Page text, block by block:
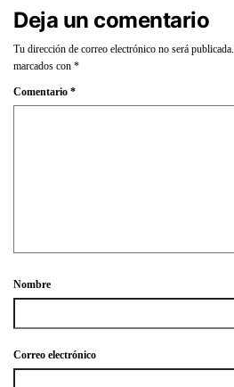
Deja un comentario
Tu dirección de correo electrónico no será publicada.
marcados con *
Comentario *
Nombre
Correo electrónico